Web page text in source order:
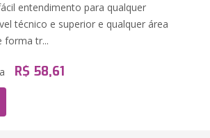
entendimento para qualquer
técnico e superior e qualquer área
forma tr...
R$ 58,61